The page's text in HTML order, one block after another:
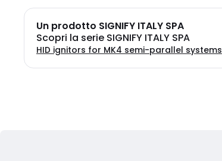
Un prodotto SIGNIFY ITALY SPA
Scopri la serie SIGNIFY ITALY SPA
HID ignitors for MK4 semi-parallel systems